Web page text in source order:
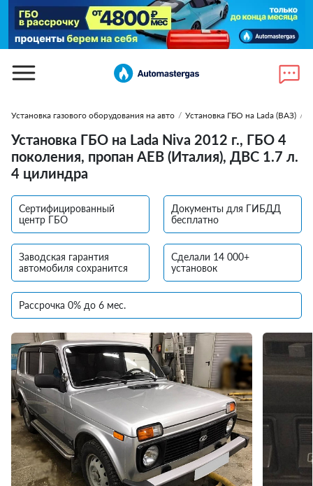
Установка газового оборудования на авто / Установка ГБО на Lada (ВАЗ) /
Установка ГБО на Lada Niva 2012 г., ГБО 4
поколения, пропан AEB (Италия), ДВС 1.7 л.
4 цилиндра
Сертифицированный
центр ГБО
Документы для ГИБДД
бесплатно
Заводская гарантия
автомобиля сохранится
Сделали 14 000+
установок
Рассрочка 0% до 6 мес.